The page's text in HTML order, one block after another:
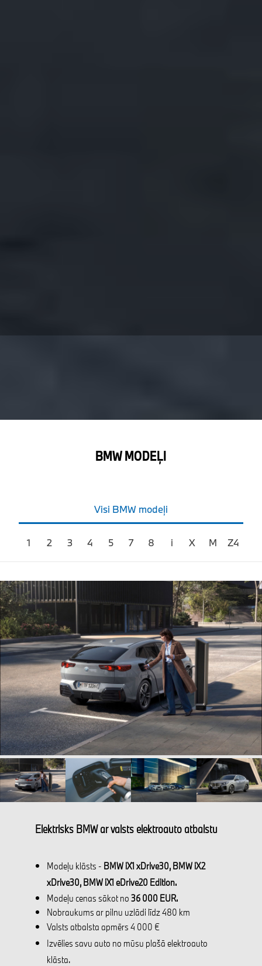
BMW MODEĻI
Visi BMW modeļi
1 2 3 4 5 7 8 i X M Z4
Elektrisks BMW ar valsts elektroauto atbalstu
Modeļu klāsts - BMW iX1 xDrive30, BMW iX2
xDrive30, BMW iX1 eDrive20 Edition.
Modeļu cenas sākot no36 000 EUR.
Nobraukums ar pilnu uzlādi līdz 480 km
Valsts atbalsta apmērs 4 000 €
Izvēlies savu auto no mūsu plašā elektroauto
klāsta.